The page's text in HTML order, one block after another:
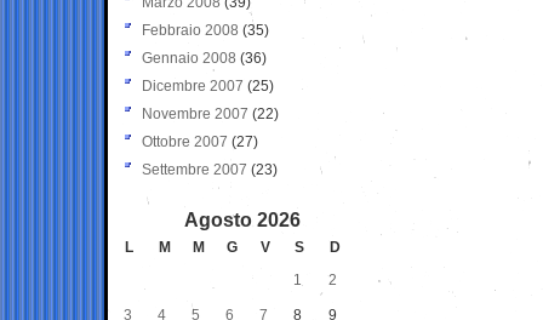
Febbraio 2008 (35)
Gennaio 2008 (36)
Dicembre 2007 (25)
Novembre 2007 (22)
Ottobre 2007 (27)
Settembre 2007 (23)
Agosto 2026
L M M G V S
D
1
2
3 4 5 6 7 8 9